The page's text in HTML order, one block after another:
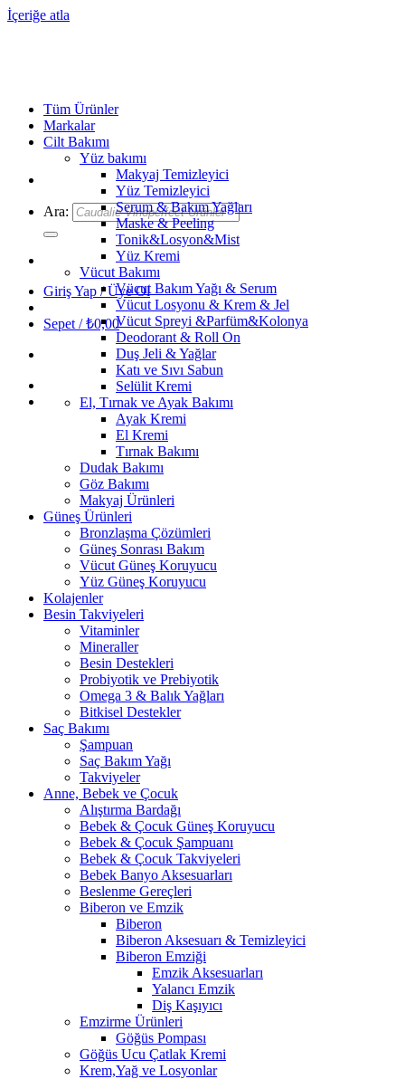
İçeriğe atla
Ara:
Giriş Yap / Üye Ol
Sepet /₺0,00
Tüm Ürünler
Markalar
Cilt Bakımı
Yüz bakımı
Makyaj Temizleyici
Yüz Temizleyici
Serum & Bakım Yağları
Maske & Peeling
Tonik&Losyon&Mist
Yüz Kremi
Vücut Bakımı
Vücut Bakım Yağı & Serum
Vücut Losyonu & Krem & Jel
Vücut Spreyi &Parfüm&Kolonya
Deodorant & Roll On
Duş Jeli & Yağlar
Katı ve Sıvı Sabun
Selülit Kremi
El, Tırnak ve Ayak Bakımı
Ayak Kremi
El Kremi
Tırnak Bakımı
Dudak Bakımı
Göz Bakımı
Makyaj Ürünleri
Güneş Ürünleri
Bronzlaşma Çözümleri
Güneş Sonrası Bakım
Vücut Güneş Koruyucu
Yüz Güneş Koruyucu
Kolajenler
Besin Takviyeleri
Vitaminler
Mineraller
Besin Destekleri
Probiyotik ve Prebiyotik
Omega 3 & Balık Yağları
Bitkisel Destekler
Saç Bakımı
Şampuan
Saç Bakım Yağı
Takviyeler
Anne, Bebek ve Çocuk
Alıştırma Bardağı
Bebek & Çocuk Güneş Koruyucu
Bebek & Çocuk Şampuanı
Bebek & Çocuk Takviyeleri
Bebek Banyo Aksesuarları
Beslenme Gereçleri
Biberon ve Emzik
Biberon
Biberon Aksesuarı & Temizleyici
Biberon Emziği
Emzik Aksesuarları
Yalancı Emzik
Diş Kaşıyıcı
Emzirme Ürünleri
Göğüs Pompası
Göğüs Ucu Çatlak Kremi
Krem,Yağ ve Losyonlar